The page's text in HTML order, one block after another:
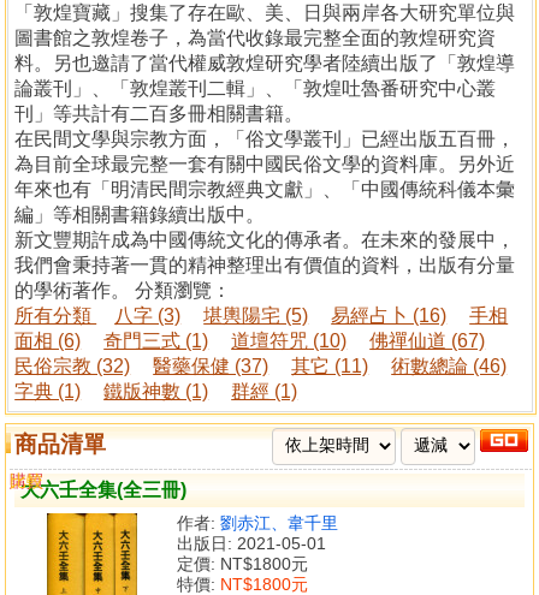
「敦煌寶藏」搜集了存在歐、美、日與兩岸各大研究單位與
圖書館之敦煌卷子，為當代收錄最完整全面的敦煌研究資
料。另也邀請了當代權威敦煌研究學者陸續出版了「敦煌導
論叢刊」、「敦煌叢刊二輯」、「敦煌吐魯番研究中心叢
刊」等共計有二百多冊相關書籍。
在民間文學與宗教方面，「俗文學叢刊」已經出版五百冊，
為目前全球最完整一套有關中國民俗文學的資料庫。另外近
年來也有「明清民間宗教經典文獻」、「中國傳統科儀本彙
編」等相關書籍錄續出版中。
新文豐期許成為中國傳統文化的傳承者。在未來的發展中，
我們會秉持著一貫的精神整理出有價值的資料，出版有分量
的學術著作。 分類瀏覽：
所有分類
八字 (3) 堪輿陽宅 (5) 易經占卜 (16)
手相
面相 (6)
奇門三式 (1) 道壇符咒 (10)
佛禪仙道 (67)
民俗宗教 (32)
醫藥保健 (37) 其它 (11)
術數總論 (46)
字典 (1)
鐵版神數 (1) 群經 (1)
商品清單
大六壬全集(全三冊)
作者: 劉赤江、韋千里
出版日: 2021-05-01
定價: NT$1800元
特價: NT$1800元
購買
比較